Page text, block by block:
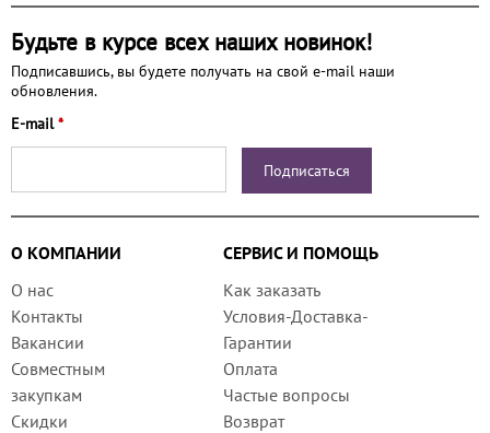
Будьте в курсе всех наших новинок!
Подписавшись, вы будете получать на свой e-mail наши
обновления.
E-mail*
О КОМПАНИИ
СЕРВИС И ПОМОЩЬ
О нас
Контакты
Вакансии
Совместным
закупкам
Скидки
Как заказать
Условия-Доставка-
Гарантии
Оплата
Частые вопросы
Возврат